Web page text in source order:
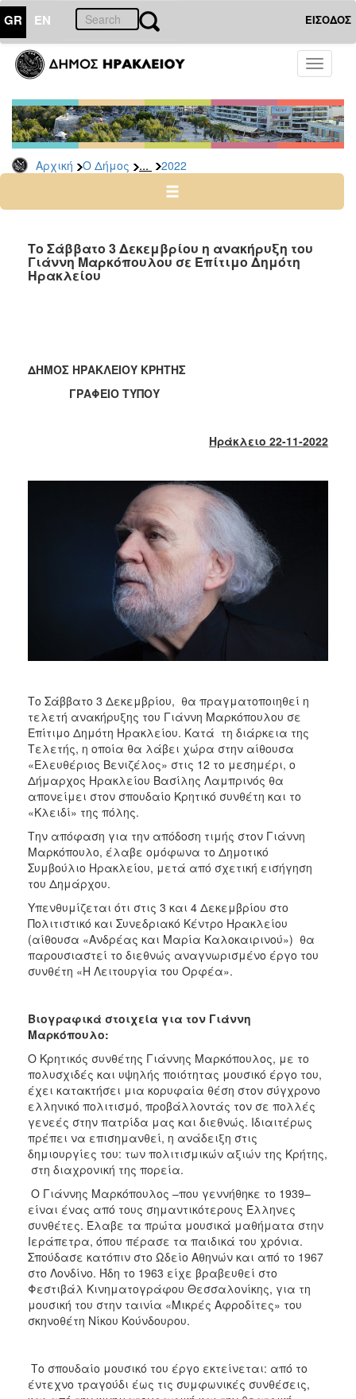
GR EN ΕΙΣΟΔΟΣ
Toggle
Αρχική Ο Δήμος ... 2022
ΔΗΜΟΣ
Δελτία
Τύπου
Αρχείο
2026
2024
2022
2021
2012
ΑΝΘΕΚΤΙΚΗ
ΠΟΛΗ
Το Σάββατο 3 Δεκεμβρίου η ανακήρυξη του
Γιάννη Μαρκόπουλου σε Επίτιμο Δημότη
Ηρακλείου
ΔΗΜΟΣ ΗΡΑΚΛΕΙΟΥ ΚΡΗΤΗΣ
ΓΡΑΦΕΙΟ ΤΥΠΟΥ
Ηράκλειο 22-11-2022
Το Σάββατο 3 Δεκεμβρίου, θα πραγματοποιηθεί η
τελετή ανακήρυξης του Γιάννη Μαρκόπουλου σε
Επίτιμο Δημότη Ηρακλείου. Κατά τη διάρκεια της
Tελετής, η οποία θα λάβει χώρα στην αίθουσα
«Ελευθέριος Βενιζέλος» στις 12 το μεσημέρι, ο
Δήμαρχος Ηρακλείου Βασίλης Λαμπρινός θα
απονείμει στον σπουδαίο Κρητικό συνθέτη και το
«Κλειδί» της πόλης.
Την απόφαση για την απόδοση τιμής στον Γιάννη
Μαρκόπουλο, έλαβε ομόφωνα το Δημοτικό
Συμβούλιο Ηρακλείου, μετά από σχετική εισήγηση
του Δημάρχου.
Υπενθυμίζεται ότι στις 3 και 4 Δεκεμβρίου στο
Πολιτιστικό και Συνεδριακό Κέντρο Ηρακλείου
(αίθουσα «Ανδρέας και Μαρία Καλοκαιρινού») θα
παρουσιαστεί το διεθνώς αναγνωρισμένο έργο του
συνθέτη «Η Λειτουργία του Ορφέα».
Βιογραφικά στοιχεία για τον Γιάννη
Μαρκόπουλο:
Ο Κρητικός συνθέτης Γιάννης Μαρκόπουλος, με το
πολυσχιδές και υψηλής ποιότητας μουσικό έργο του,
έχει κατακτήσει μια κορυφαία θέση στον σύγχρονο
ελληνικό πολιτισμό, προβάλλοντάς τον σε πολλές
γενεές στην πατρίδα μας και διεθνώς. Ιδιαιτέρως
πρέπει να επισημανθεί, η ανάδειξη στις
δημιουργίες του: των πολιτισμικών αξιών της Κρήτης,
στη διαχρονική της πορεία.
Ο Γιάννης Μαρκόπουλος –που γεννήθηκε το 1939–
είναι ένας από τους σημαντικότερους Έλληνες
συνθέτες. Έλαβε τα πρώτα μουσικά μαθήματα στην
Ιεράπετρα, όπου πέρασε τα παιδικά του χρόνια.
Σπούδασε κατόπιν στο Ωδείο Αθηνών και από το 1967
στο Λονδίνο. Ήδη το 1963 είχε βραβευθεί στο
Φεστιβάλ Κινηματογράφου Θεσσαλονίκης, για τη
μουσική του στην ταινία «Μικρές Αφροδίτες» του
σκηνοθέτη Νίκου Κούνδουρου.
Το σπουδαίο μουσικό του έργο εκτείνεται: από το
έντεχνο τραγούδι έως τις συμφωνικές συνθέσεις,